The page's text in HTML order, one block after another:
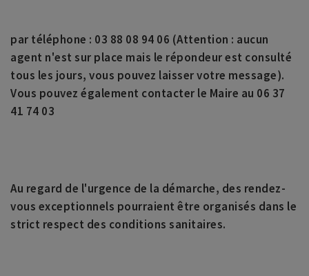
par téléphone : 03 88 08 94 06 (Attention : aucun
agent n'est sur place mais le répondeur est consulté
tous les jours, vous pouvez laisser votre message).
Vous pouvez également contacter le Maire au 06 37
41 74 03
Au regard de l'urgence de la démarche, des rendez-
vous exceptionnels pourraient être organisés dans le
strict respect des conditions sanitaires.